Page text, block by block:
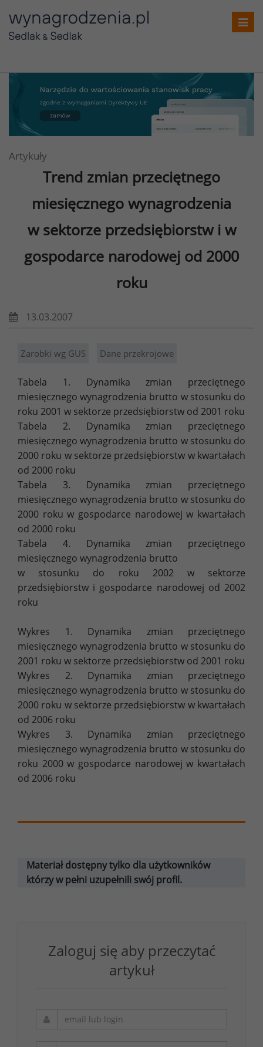
Artykuły
Trend zmian przeciętnego
miesięcznego wynagrodzenia
w sektorze przedsiębiorstw i w
gospodarce narodowej od 2000
roku
13.03.2007
Zarobki wg GUS Dane przekrojowe
Tabela 1. Dynamika zmian przeciętnego
miesięcznego wynagrodzenia brutto w stosunku do
roku 2001 w sektorze przedsiębiorstw od 2001 roku
Tabela 2. Dynamika zmian przeciętnego
miesięcznego wynagrodzenia brutto w stosunku do
2000 roku w sektorze przedsiębiorstw w kwartałach
od 2000 roku
Tabela 3. Dynamika zmian przeciętnego
miesięcznego wynagrodzenia brutto w stosunku do
2000 roku w gospodarce narodowej w kwartałach
od 2000 roku
Tabela 4. Dynamika zmian przeciętnego
miesięcznego wynagrodzenia brutto
w stosunku do roku 2002 w sektorze
przedsiębiorstw i gospodarce narodowej od 2002
roku
Wykres 1. Dynamika zmian przeciętnego
miesięcznego wynagrodzenia brutto w stosunku do
2001 roku w sektorze przedsiębiorstw od 2001 roku
Wykres 2. Dynamika zmian przeciętnego
miesięcznego wynagrodzenia brutto w stosunku do
2000 roku w sektorze przedsiębiorstw w kwartałach
od 2006 roku
Wykres 3. Dynamika zmian przeciętnego
miesięcznego wynagrodzenia brutto w stosunku do
roku 2000 w gospodarce narodowej w kwartałach
od 2006 roku
Materiał dostępny tylko dla użytkowników
którzy w pełni uzupełnili swój profil.
Zaloguj się aby przeczytać
artykuł